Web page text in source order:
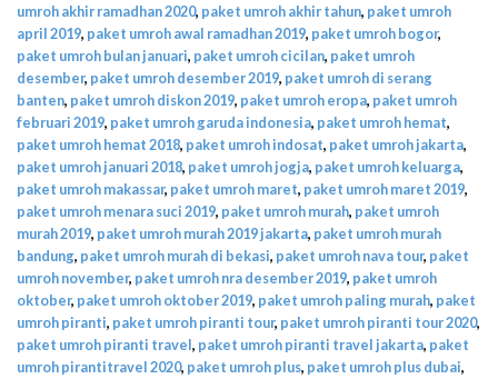
umroh akhir ramadhan 2020, paket umroh akhir tahun, paket umroh
april 2019, paket umroh awal ramadhan 2019, paket umroh bogor,
paket umroh bulan januari, paket umroh cicilan, paket umroh
desember, paket umroh desember 2019, paket umroh di serang
banten, paket umroh diskon 2019, paket umroh eropa, paket umroh
februari 2019, paket umroh garuda indonesia, paket umroh hemat,
paket umroh hemat 2018, paket umroh indosat, paket umroh jakarta,
paket umroh januari 2018, paket umroh jogja, paket umroh keluarga,
paket umroh makassar, paket umroh maret, paket umroh maret 2019,
paket umroh menara suci 2019, paket umroh murah, paket umroh
murah 2019, paket umroh murah 2019 jakarta, paket umroh murah
bandung, paket umroh murah di bekasi, paket umroh nava tour, paket
umroh november, paket umroh nra desember 2019, paket umroh
oktober, paket umroh oktober 2019, paket umroh paling murah, paket
umroh piranti, paket umroh piranti tour, paket umroh piranti tour 2020,
paket umroh piranti travel, paket umroh piranti travel jakarta, paket
umroh pirantitravel 2020, paket umroh plus, paket umroh plus dubai,